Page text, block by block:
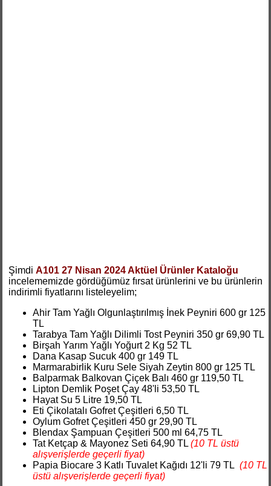
ŞimdiA101 27 Nisan 2024 Aktüel Ürünler Kataloğu
incelememizde gördüğümüz fırsat ürünlerini ve bu ürünlerin
indirimli fiyatlarını listeleyelim;
Ahir Tam Yağlı Olgunlaştırılmış İnek Peyniri 600 gr 125
TL
Tarabya Tam Yağlı Dilimli Tost Peyniri 350 gr 69,90 TL
Birşah Yarım Yağlı Yoğurt 2 Kg 52 TL
Dana Kasap Sucuk 400 gr 149 TL
Marmarabirlik Kuru Sele Siyah Zeytin 800 gr 125 TL
Balparmak Balkovan Çiçek Balı 460 gr 119,50 TL
Lipton Demlik Poşet Çay 48'li 53,50 TL
Hayat Su 5 Litre 19,50 TL
Eti Çikolatalı Gofret Çeşitleri 6,50 TL
Oylum Gofret Çeşitleri 450 gr 29,90 TL
Blendax Şampuan Çeşitleri 500 ml 64,75 TL
Tat Ketçap & Mayonez Seti 64,90 TL(10 TL üstü
alışverişlerde geçerli fiyat)
Papia Biocare 3 Katlı Tuvalet Kağıdı 12'li 79 TL(10 TL
üstü alışverişlerde geçerli fiyat)